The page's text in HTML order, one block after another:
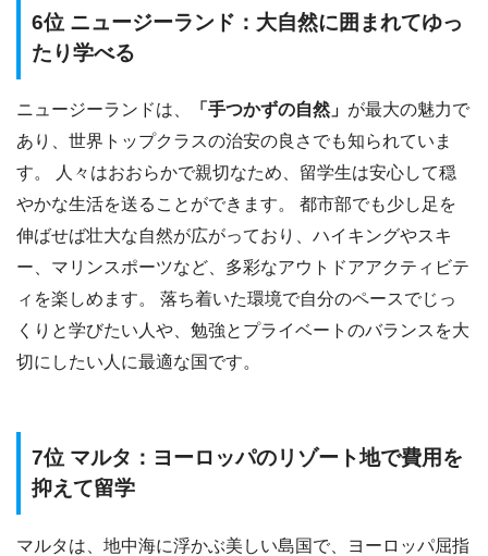
6位 ニュージーランド：大自然に囲まれてゆっ
たり学べる
ニュージーランドは、 「手つかずの自然」 が最大の魅力で
あり、世界トップクラスの治安の良さでも知られていま
す。 人々はおおらかで親切なため、留学生は安心して穏
やかな生活を送ることができます。 都市部でも少し足を
伸ばせば壮大な自然が広がっており、ハイキングやスキ
ー、マリンスポーツなど、多彩なアウトドアアクティビテ
ィを楽しめます。 落ち着いた環境で自分のペースでじっ
くりと学びたい人や、勉強とプライベートのバランスを大
切にしたい人に最適な国です。
7位 マルタ：ヨーロッパのリゾート地で費用を
抑えて留学
マルタは、地中海に浮かぶ美しい島国で、ヨーロッパ屈指